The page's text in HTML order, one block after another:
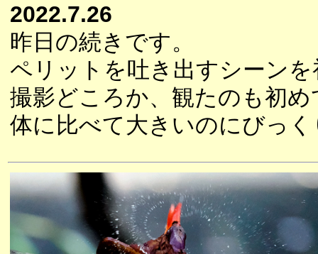
2022.7.26
昨日の続きです。
ペリットを吐き出すシーン
撮影どころか、観たのも初め
体に比べて大きいのにびっく